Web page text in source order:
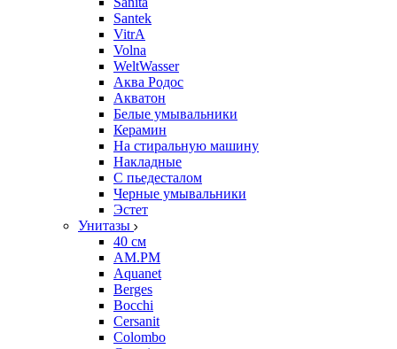
Santek
VitrA
Volna
WeltWasser
Аква Родос
Акватон
Белые умывальники
Керамин
На стиральную машину
Накладные
С пьедесталом
Черные умывальники
Эстет
Унитазы
40 см
AM.PM
Aquanet
Berges
Bocchi
Cersanit
Colombo